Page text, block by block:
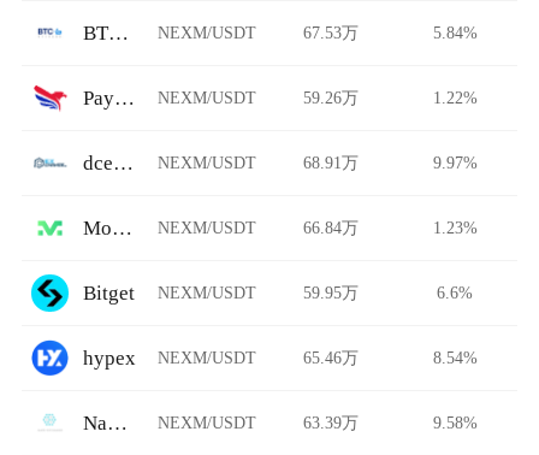
BTCBank NEXM/USDT 67.53万 5.84%
PayBito NEXM/USDT 59.26万 1.22%
dcexchange NEXM/USDT 68.91万 9.97%
Morgan NEXM/USDT 66.84万 1.23%
Bitget NEXM/USDT 59.95万 6.6%
hypex NEXM/USDT 65.46万 8.54%
Nami Exchange NEXM/USDT 63.39万 9.58%